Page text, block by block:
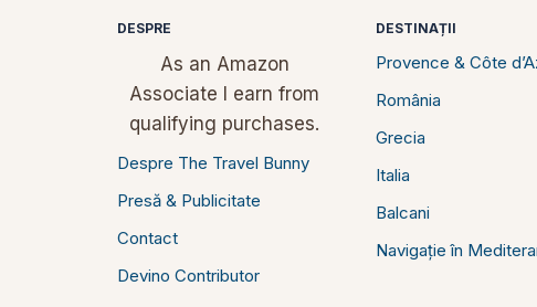
DESPRE
As an Amazon
Associate I earn from
qualifying purchases.
Despre The Travel Bunny
Presă & Publicitate
Contact
Devino Contributor
DESTINAȚII
Provence & Côte
România
Grecia
Italia
Balcani
Navigație în